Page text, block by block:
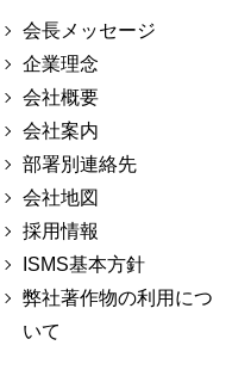
会長メッセージ
企業理念
会社概要
会社案内
部署別連絡先
会社地図
採用情報
ISMS基本方針
弊社著作物の利用につ
いて